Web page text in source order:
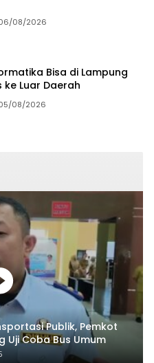
08/2026
Bisa di Lampung
ke Luar Daerah
08/2026
Publik, Pemkot
Uji Coba Bus Umum